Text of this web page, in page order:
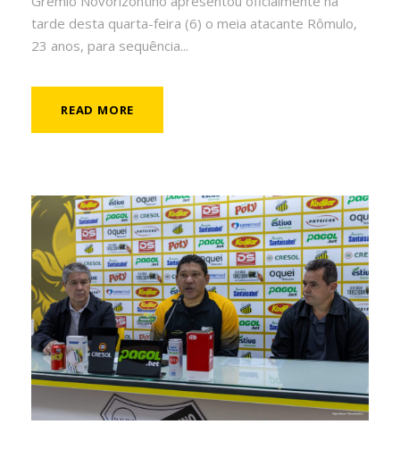
tarde desta quarta-feira (6) o meia atacante Rômulo,
23 anos, para sequência...
READ MORE